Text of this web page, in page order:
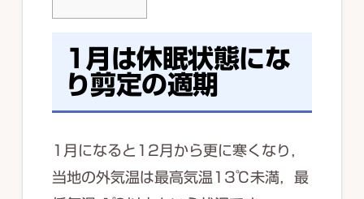
1月は休眠状態にな
り剪定の適期
1月になると12月から更に寒くなり，
当地の外気温は最高気温13℃未満，最